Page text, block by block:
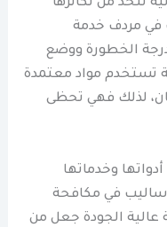
للحد من تكاثرها
في مردف خدمة
درجة الخطورة ووضع
تستخدم مواد معتمدة
لذلك فهي تحظى
وخدماتها
في مكافحة
عالية الجودة جعل من